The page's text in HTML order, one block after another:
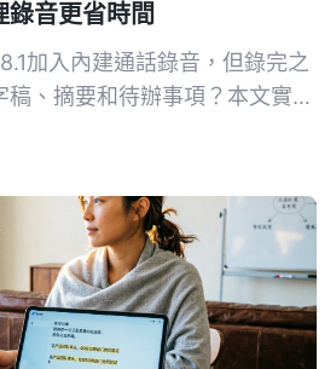
音更省時間
加入內建通話錄音，但錄完之
、摘要和待辦事項？本文實測